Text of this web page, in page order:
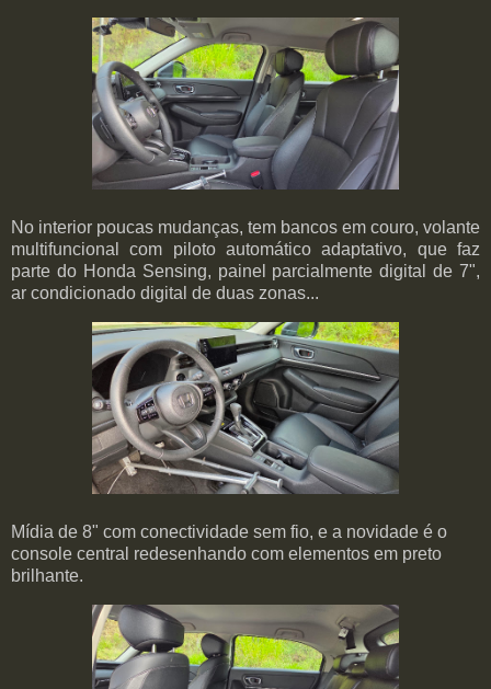
No interior poucas mudanças, tem bancos em couro, volante
multifuncional com piloto automático adaptativo, que faz
parte do Honda Sensing, painel parcialmente digital de 7",
ar condicionado digital de duas zonas...
Mídia de 8" com conectividade sem fio, e a novidade é o
console central redesenhando com elementos em preto
brilhante.